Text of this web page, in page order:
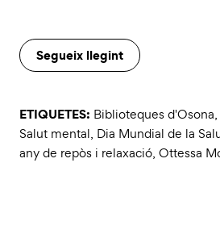
Segueix llegint
ETIQUETES: Biblioteques d'Osona,
Salut mental, Dia Mundial de la
any de repòs i relaxació, Ottessa